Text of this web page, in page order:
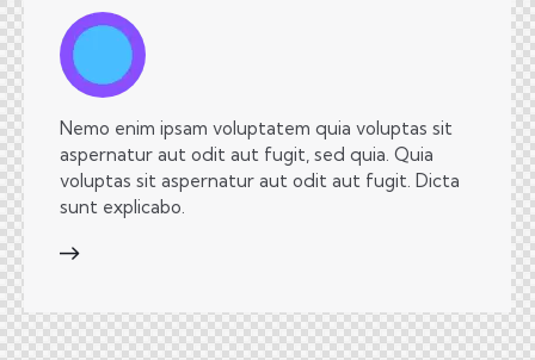
Nemo enim ipsam voluptatem quia voluptas sit
aspernatur aut odit aut fugit, sed quia. Quia
voluptas sit aspernatur aut odit aut fugit. Dicta
sunt explicabo.